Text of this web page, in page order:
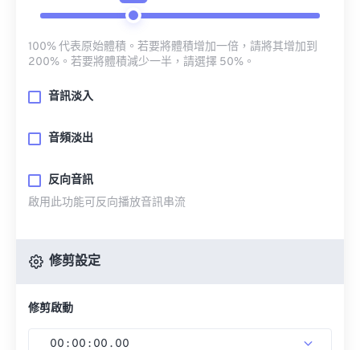
100% 代表原始體積。若要將體積增加一倍，請將其增加到
200%。若要將體積減少一半，請選擇 50%。
音訊淡入
音頻淡出
反向音訊
啟用此功能可反向播放音訊串流
修剪設定
修剪啟動
00 : 00 : 00 . 00